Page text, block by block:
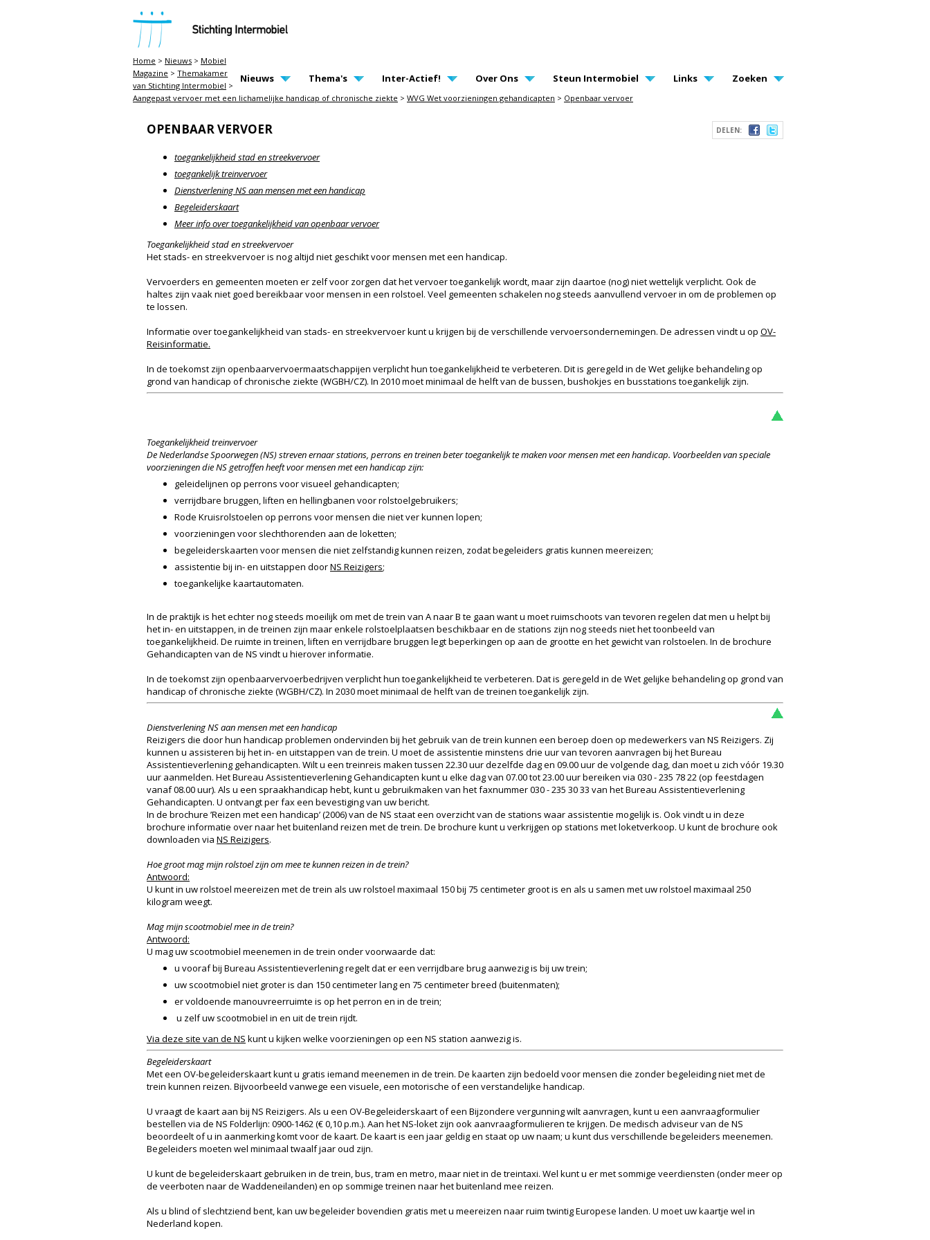
STICHTING INTERMOBIEL
MAIN PAGE NAVIGATION
Nieuws Thema's Inter-Actief! Over Ons Steun Intermobiel Links Zoeken
Home > Nieuws > Mobiel
Magazine > Themakamer
van Stichting Intermobiel >
Aangepast vervoer met een lichamelijke handicap of chronische ziekte > WVG Wet voorzieningen gehandicapten > Openbaar vervoer
DELEN:
OPENBAAR VERVOER
toegankelijkheid stad en streekvervoer
toegankelijk treinvervoer
Dienstverlening NS aan mensen met een handicap
Begeleiderskaart
Meer info over toegankelijkheid van openbaar vervoer
Toegankelijkheid stad en streekvervoer
Het stads- en streekvervoer is nog altijd niet geschikt voor mensen met een handicap.
Vervoerders en gemeenten moeten er zelf voor zorgen dat het vervoer toegankelijk wordt, maar zijn daartoe (nog) niet wettelijk verplicht. Ook de
haltes zijn vaak niet goed bereikbaar voor mensen in een rolstoel. Veel gemeenten schakelen nog steeds aanvullend vervoer in om de problemen op
te lossen.
Informatie over toegankelijkheid van stads- en streekvervoer kunt u krijgen bij de verschillende vervoersondernemingen. De adressen vindt u op OV-
Reisinformatie.
In de toekomst zijn openbaarvervoermaatschappijen verplicht hun toegankelijkheid te verbeteren. Dit is geregeld in de Wet gelijke behandeling op
grond van handicap of chronische ziekte (WGBH/CZ). In 2010 moet minimaal de helft van de bussen, bushokjes en busstations toegankelijk zijn.
Toegankelijkheid treinvervoer
De Nederlandse Spoorwegen (NS) streven ernaar stations, perrons en treinen beter toegankelijk te maken voor mensen met een handicap. Voorbeelden van speciale
voorzieningen die NS getroffen heeft voor mensen met een handicap zijn:
geleidelijnen op perrons voor visueel gehandicapten;
verrijdbare bruggen, liften en hellingbanen voor rolstoelgebruikers;
Rode Kruisrolstoelen op perrons voor mensen die niet ver kunnen lopen;
voorzieningen voor slechthorenden aan de loketten;
begeleiderskaarten voor mensen die niet zelfstandig kunnen reizen, zodat begeleiders gratis kunnen meereizen;
assistentie bij in- en uitstappen doorNS Reizigers;
toegankelijke kaartautomaten.
In de praktijk is het echter nog steeds moeilijk om met de trein van A naar B te gaan want u moet ruimschoots van tevoren regelen dat men u helpt bij
het in- en uitstappen, in de treinen zijn maar enkele rolstoelplaatsen beschikbaar en de stations zijn nog steeds niet het toonbeeld van
toegankelijkheid. De ruimte in treinen, liften en verrijdbare bruggen legt beperkingen op aan de grootte en het gewicht van rolstoelen. In de brochure
Gehandicapten van de NS vindt u hierover informatie.
In de toekomst zijn openbaarvervoerbedrijven verplicht hun toegankelijkheid te verbeteren. Dat is geregeld in de Wet gelijke behandeling op grond van
handicap of chronische ziekte (WGBH/CZ). In 2030 moet minimaal de helft van de treinen toegankelijk zijn.
Dienstverlening NS aan mensen met een handicap
Reizigers die door hun handicap problemen ondervinden bij het gebruik van de trein kunnen een beroep doen op medewerkers van NS Reizigers. Zij
kunnen u assisteren bij het in- en uitstappen van de trein. U moet de assistentie minstens drie uur van tevoren aanvragen bij het Bureau
Assistentieverlening gehandicapten. Wilt u een treinreis maken tussen 22.30 uur dezelfde dag en 09.00 uur de volgende dag, dan moet u zich vóór 19.30
uur aanmelden. Het Bureau Assistentieverlening Gehandicapten kunt u elke dag van 07.00 tot 23.00 uur bereiken via 030 - 235 78 22 (op feestdagen
vanaf 08.00 uur). Als u een spraakhandicap hebt, kunt u gebruikmaken van het faxnummer 030 - 235 30 33 van het Bureau Assistentieverlening
Gehandicapten. U ontvangt per fax een bevestiging van uw bericht.
In de brochure ’Reizen met een handicap’ (2006) van de NS staat een overzicht van de stations waar assistentie mogelijk is. Ook vindt u in deze
brochure informatie over naar het buitenland reizen met de trein. De brochure kunt u verkrijgen op stations met loketverkoop. U kunt de brochure ook
downloaden via NS Reizigers.
Hoe groot mag mijn rolstoel zijn om mee te kunnen reizen in de trein?
Antwoord:
U kunt in uw rolstoel meereizen met de trein als uw rolstoel maximaal 150 bij 75 centimeter groot is en als u samen met uw rolstoel maximaal 250
kilogram weegt.
Mag mijn scootmobiel mee in de trein?
Antwoord:
U mag uw scootmobiel meenemen in de trein onder voorwaarde dat:
u vooraf bij Bureau Assistentieverlening regelt dat er een verrijdbare brug aanwezig is bij uw trein;
uw scootmobiel niet groter is dan 150 centimeter lang en 75 centimeter breed (buitenmaten);
er voldoende manouvreerruimte is op het perron en in de trein;
u zelf uw scootmobiel in en uit de trein rijdt.
Via deze site van de NS kunt u kijken welke voorzieningen op een NS station aanwezig is.
Begeleiderskaart
Met een OV-begeleiderskaart kunt u gratis iemand meenemen in de trein. De kaarten zijn bedoeld voor mensen die zonder begeleiding niet met de
trein kunnen reizen. Bijvoorbeeld vanwege een visuele, een motorische of een verstandelijke handicap.
U vraagt de kaart aan bij NS Reizigers. Als u een OV-Begeleiderskaart of een Bijzondere vergunning wilt aanvragen, kunt u een aanvraagformulier
bestellen via de NS Folderlijn: 0900-1462 (€ 0,10 p.m.). Aan het NS-loket zijn ook aanvraagformulieren te krijgen. De medisch adviseur van de NS
beoordeelt of u in aanmerking komt voor de kaart. De kaart is een jaar geldig en staat op uw naam; u kunt dus verschillende begeleiders meenemen.
Begeleiders moeten wel minimaal twaalf jaar oud zijn.
U kunt de begeleiderskaart gebruiken in de trein, bus, tram en metro, maar niet in de treintaxi. Wel kunt u er met sommige veerdiensten (onder meer op
de veerboten naar de Waddeneilanden) en op sommige treinen naar het buitenland mee reizen.
Als u blind of slechtziend bent, kan uw begeleider bovendien gratis met u meereizen naar ruim twintig Europese landen. U moet uw kaartje wel in
Nederland kopen.